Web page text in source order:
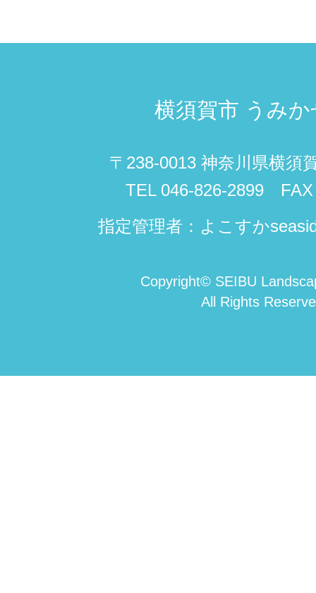
横須賀市 うみ
〒238-0013 神奈川県横須
TEL 046-826-2899 FAX
指定管理者：よこすか
Copyright©SEIBU
All Rights